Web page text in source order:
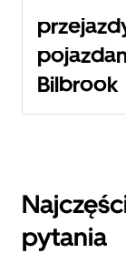
Bilbrook
pytania